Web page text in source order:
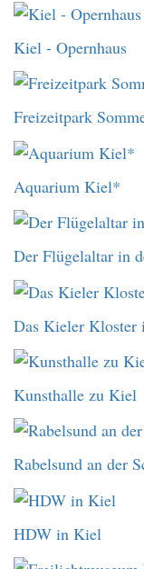
Kiel - Opernhaus
Freizeitpark
Aquarium Kiel*
Der Flügelaltar in
Das Kieler Kloster
Kunsthalle zu Kiel
Rabelsund an der
HDW in Kiel